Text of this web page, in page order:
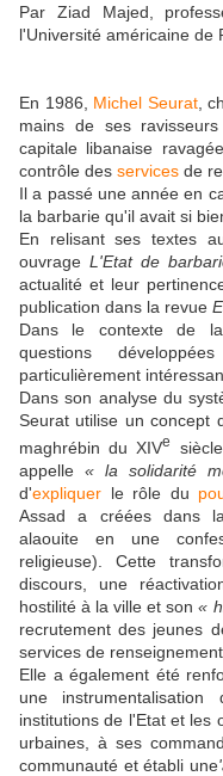
Par Ziad Majed,
l'Université américaine de
En 1986, Michel Seurat,
mains de ses
capitale libanaise
contrôle des services de
Il a passé une année en
la barbarie qu'il avait si
En relisant ses textes
ouvrage L'Etat de
actualité et leur
publication dans la revue
Dans le contexte de
questions
particulièrement
Dans son analyse du
Seurat utilise un concept
maghrébin du XIVe
appelle « la solidarité
d'expliquer le rôle du
Assad a créées dans
alaouite en une
religieuse). Cette
discours, une
hostilité à la ville et son«
recrutement des jeunes
services de renseignement.
Elle a également été
une
institutions de l'Etat et les
urbaines, à ses
communauté et établi une